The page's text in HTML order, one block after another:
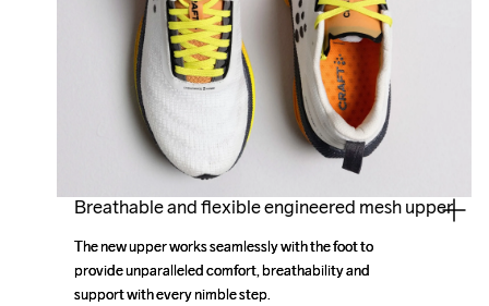
Breathable and flexible engineered mesh upper
The new upper works seamlessly with the foot to
provide unparalleled comfort, breathability and
support with every nimble step.
The new upper works seamlessly with the foot to
provide unparalleled comfort, breathability and
support with every nimble step.